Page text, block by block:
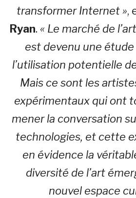
transformer Internet »,
Ryan. « Le marché de
est devenu une
l’utilisation potentielle
Mais ce sont les
expérimentaux qui ont
mener la conversation
technologies, et cette
en évidence la
diversité de l’art
nouvel espace